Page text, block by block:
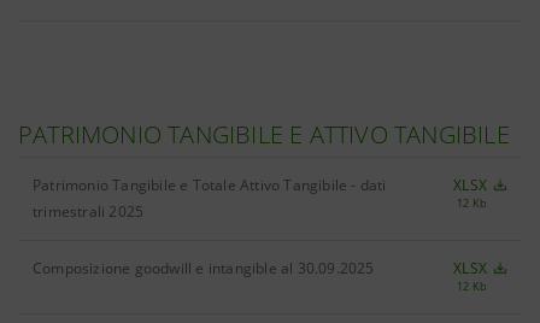
PATRIMONIO TANGIBILE E ATTIVO TANGIBILE
Patrimonio Tangibile e Totale Attivo Tangibile - dati
trimestrali 2025
XLSX
12 Kb
Composizione goodwill e intangible al 30.09.2025 XLSX
12 Kb